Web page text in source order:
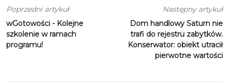
Poprzedni artykuł
wGotowości - Kolejne
szkolenie w ramach
programu!
Następny artykuł
Dom handlowy Saturn nie
trafi do rejestru zabytków.
Konserwator: obiekt utracił
pierwotne wartości